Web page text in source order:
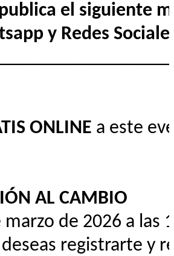
el siguiente
y Redes
ONLINE a este
AL CAMBIO
marzo de 2026 a las
registrarte y